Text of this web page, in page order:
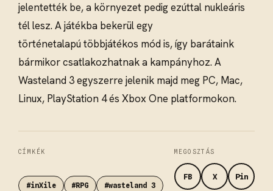
jelentették be, a környezet pedig ezúttal nukleáris
tél lesz. A játékba bekerül egy
történetalapú többjátékos mód is, így barátaink
bármikor csatlakozhatnak a kampányhoz. A
Wasteland 3 egyszerre jelenik majd meg PC, Mac,
Linux, PlayStation 4 és Xbox One platformokon.
CÍMKÉK
#inXile #RPG #wasteland 3
MEGOSZTÁS
FB X Pin